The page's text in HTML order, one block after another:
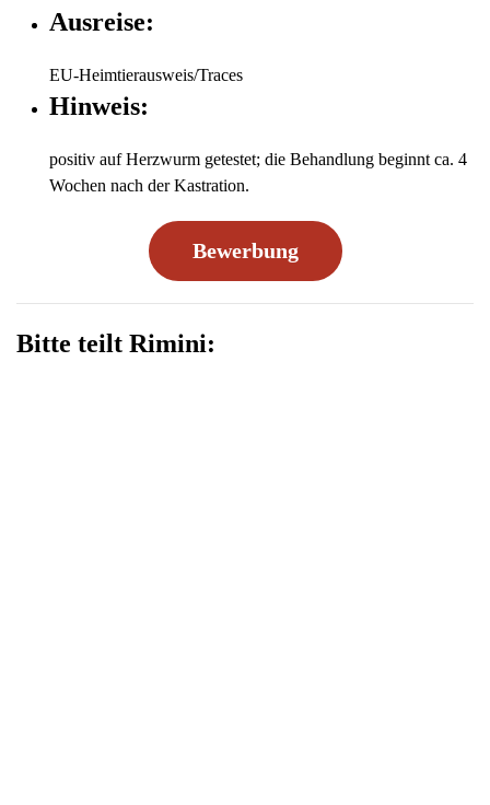
Ausreise:
EU-Heimtierausweis/Traces
Hinweis:
positiv auf Herzwurm getestet; die Behandlung beginnt ca. 4
Wochen nach der Kastration.
Bewerbung
Bitte teilt Rimini: